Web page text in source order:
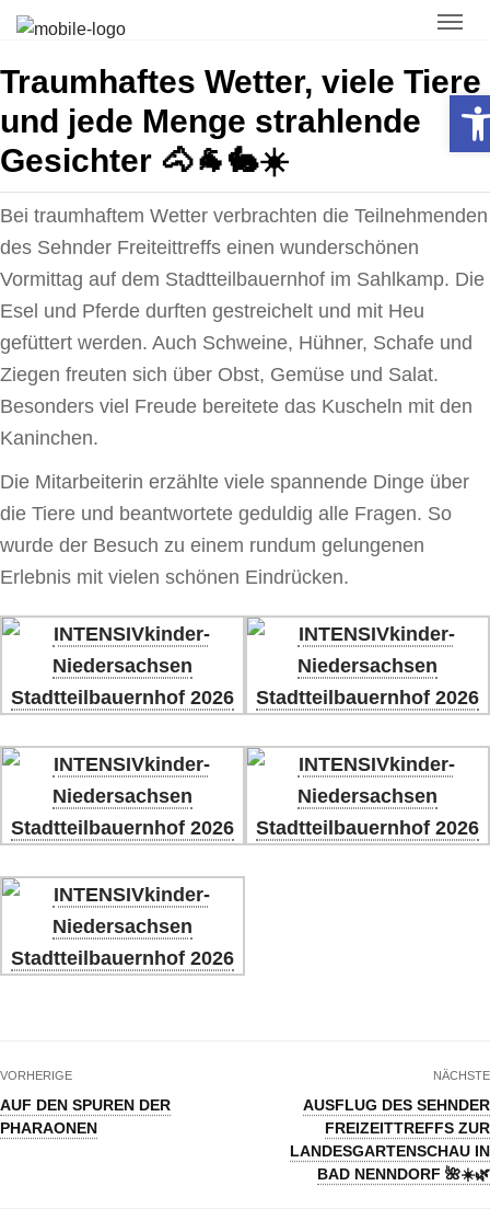
Traumhaftes Wetter, viele Tiere
und jede Menge strahlende
Gesichter 🐴🐐🐇☀️
Bei traum­haftem Wetter verbrachten die Teilneh­menden
des Sehnder Freit­eit­treffs einen wunder­schönen
Vormittag auf dem Stadt­teil­bau­ernhof im Sahlkamp. Die
Esel und Pferde durften gestrei­chelt und mit Heu
gefüttert werden. Auch Schweine, Hühner, Schafe und
Ziegen freuten sich über Obst, Gemüse und Salat.
Besonders viel Freude bereitete das Kuscheln mit den
Kaninchen.
Die Mitar­bei­terin erzählte viele spannende Dinge über
die Tiere und beant­wortete geduldig alle Fragen. So
wurde der Besuch zu einem rundum gelun­genen
Erlebnis mit vielen schönen Eindrücken.
VORHERIGE
AUF DEN SPUREN DER
PHARAONEN
NÄCHSTE
AUSFLUG DES SEHNDER
FREIZEITTREFFS ZUR
LANDESGARTENSCHAU IN
BAD NENNDORF 🌺☀️🌿
Open toolbar